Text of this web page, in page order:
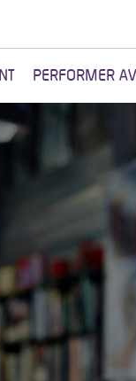
PERFORMER